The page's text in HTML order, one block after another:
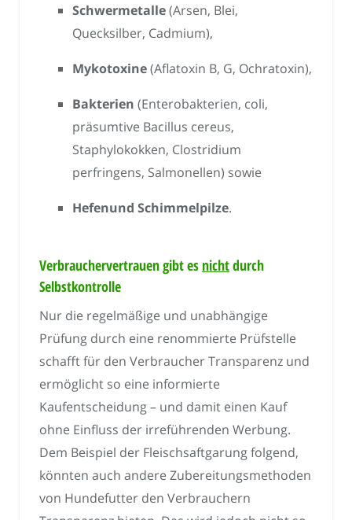
Schwermetalle(Arsen, Blei,
Quecksilber, Cadmium),
Mykotoxine(Aflatoxin B, G, Ochratoxin),
Bakterien (Enterobakterien, coli,
präsumtive Bacillus cereus,
Staphylokokken, Clostridium
perfringens, Salmonellen) sowie
Hefenund Schimmelpilze.
Verbrauchervertrauen gibt es nichtdurch
Selbstkontrolle
Nur die regelmäßige und unabhängige
Prüfung durch eine renommierte Prüfstelle
schafft für den Verbraucher Transparenz und
ermöglicht so eine informierte
Kaufentscheidung – und damit einen Kauf
ohne Einfluss der irreführenden Werbung.
Dem Beispiel der Fleischsaftgarung folgend,
könnten auch andere Zubereitungsmethoden
von Hundefutter den Verbrauchern